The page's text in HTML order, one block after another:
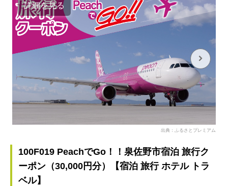
詳細を見る
出典：ふるさとプレミアム
100F019 PeachでGo！！泉佐野市宿泊 旅行ク
ーポン（30,000円分）【宿泊 旅行 ホテル トラ
ベル】